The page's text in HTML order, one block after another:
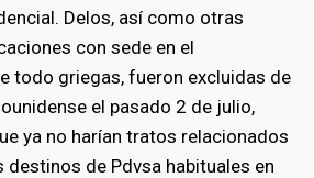
Delos, así como otras
con sede en el
todo griegas, fueron excluidas de
el pasado 2 de julio,
ya no harían tratos relacionados
destinos de Pdvsa habituales en